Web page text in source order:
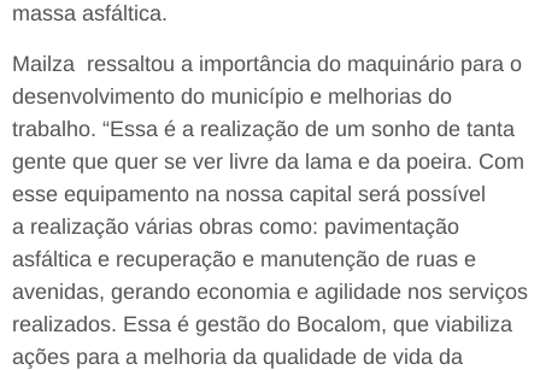
massa asfáltica.
Mailza ressaltou a importância do maquinário para o
desenvolvimento do município e melhorias do
trabalho. “Essa é a realização de um sonho de tanta
gente que quer se ver livre da lama e da poeira. Com
esse equipamento na nossa capital será possível
a realização várias obras como: pavimentação
asfáltica e recuperação e manutenção de ruas e
avenidas, gerando economia e agilidade nos serviços
realizados. Essa é gestão do Bocalom, que viabiliza
ações para a melhoria da qualidade de vida da